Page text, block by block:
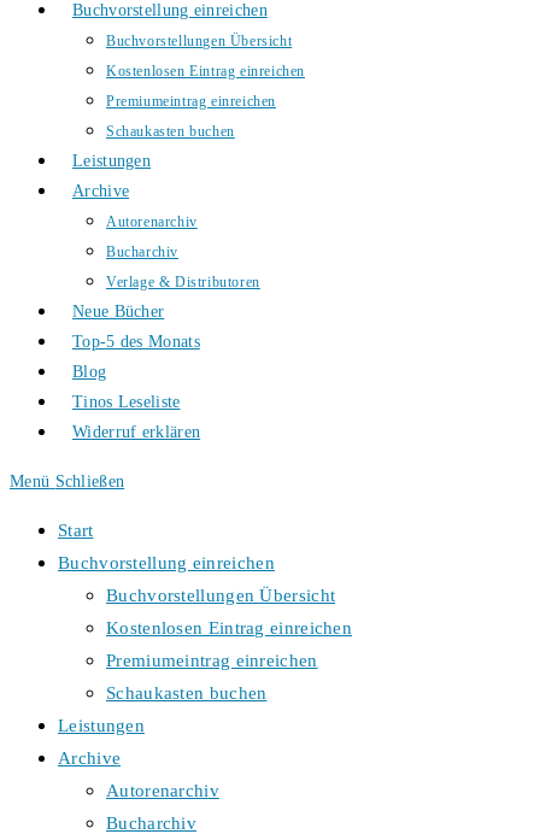
Buchvorstellung einreichen
Buchvorstellungen Übersicht
Kostenlosen Eintrag einreichen
Premiumeintrag einreichen
Schaukasten buchen
Leistungen
Archive
Autorenarchiv
Bucharchiv
Verlage & Distributoren
Neue Bücher
Top-5 des Monats
Blog
Tinos Leseliste
Widerruf erklären
Menü Schließen
Start
Buchvorstellung einreichen
Buchvorstellungen Übersicht
Kostenlosen Eintrag einreichen
Premiumeintrag einreichen
Schaukasten buchen
Leistungen
Archive
Autorenarchiv
Bucharchiv